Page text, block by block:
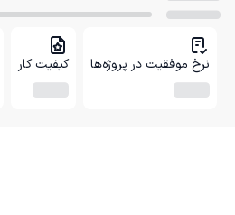
نرخ موفقیت در پروژه‌ها کیفیت کار